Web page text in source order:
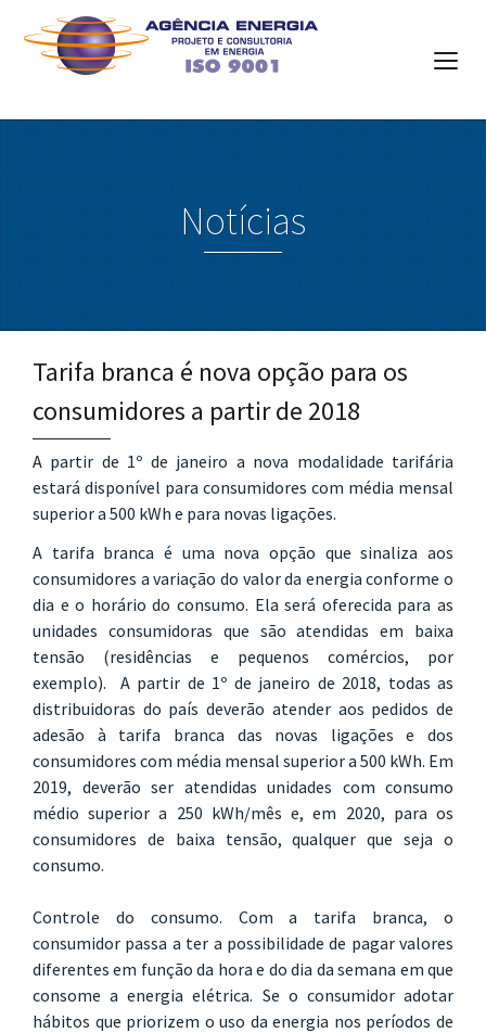
Notícias
Tarifa branca é nova opção para os
consumidores a partir de 2018
A partir de 1º de janeiro a nova modalidade tarifária
estará disponível para consumidores com média mensal
superior a 500 kWh e para novas ligações.
A tarifa branca é uma nova opção que sinaliza aos
consumidores a variação do valor da energia conforme o
dia e o horário do consumo. Ela será oferecida para as
unidades consumidoras que são atendidas em baixa
tensão (residências e pequenos comércios, por
exemplo). A partir de 1º de janeiro de 2018, todas as
distribuidoras do país deverão atender aos pedidos de
adesão à tarifa branca das novas ligações e dos
consumidores com média mensal superior a 500 kWh. Em
2019, deverão ser atendidas unidades com consumo
médio superior a 250 kWh/mês e, em 2020, para os
consumidores de baixa tensão, qualquer que seja o
consumo.
Controle do consumo. Com a tarifa branca, o
consumidor passa a ter a possibilidade de pagar valores
diferentes em função da hora e do dia da semana em que
consome a energia elétrica. Se o consumidor adotar
hábitos que priorizem o uso da energia nos períodos de